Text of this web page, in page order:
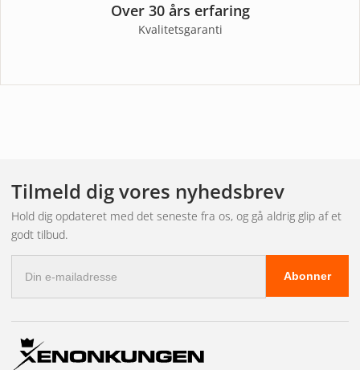
Over 30 års erfaring
Kvalitetsgaranti
Tilmeld dig vores nyhedsbrev
Hold dig opdateret med det seneste fra os, og gå aldrig glip af et
godt tilbud.
mail-
adresse
Abonner